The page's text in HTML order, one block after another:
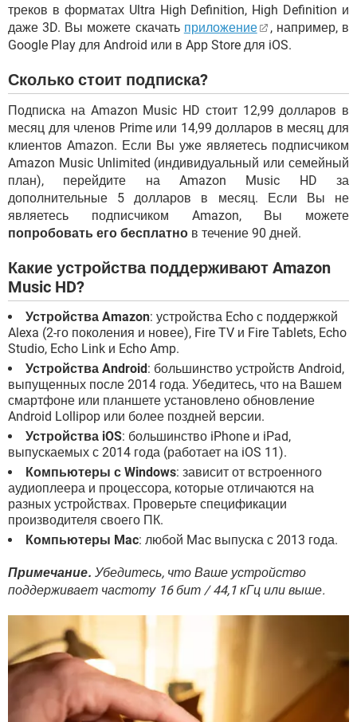
треков в форматах Ultra High Definition, High Definition и
даже 3D. Вы можете скачать приложение
, например, в
Google Play для Android или в App Store для iOS.
Сколько стоит подписка?
Подписка на Amazon Music HD стоит 12,99 долларов в
месяц для членов Prime или 14,99 долларов в месяц для
клиентов Amazon. Если Вы уже являетесь подписчиком
Amazon Music Unlimited (индивидуальный или семейный
план), перейдите на Amazon Music HD за
дополнительные 5 долларов в месяц. Если Вы не
являетесь подписчиком Amazon, Вы можете
попробовать его бесплатно в течение 90 дней.
Какие устройства поддерживают Amazon
Music HD?
Устройства Amazon: устройства Echo с поддержкой
Alexa (2-го поколения и новее), Fire TV и Fire Tablets, Echo
Studio, Echo Link и Echo Amp.
Устройства Android: большинство устройств Android,
выпущенных после 2014 года. Убедитесь, что на Вашем
смартфоне или планшете установлено обновление
Android Lollipop или более поздней версии.
Устройства iOS: большинство iPhone и iPad,
выпускаемых с 2014 года (работает на iOS 11).
Компьютеры с Windows: зависит от встроенного
аудиоплеера и процессора, которые отличаются на
разных устройствах. Проверьте спецификации
производителя своего ПК.
Компьютеры Mac: любой Mac выпуска с 2013 года.
Примечание. Убедитесь, что Ваше устройство
поддерживает частоту 16 бит / 44,1 кГц или выше.